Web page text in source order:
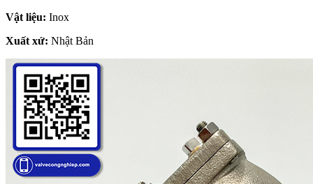
Vật liệu: Inox
Xuất xứ: Nhật Bản